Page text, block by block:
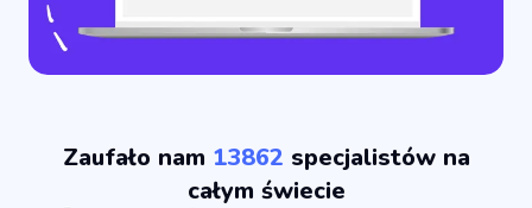
Zaufało nam 13862 specjalistów na
całym świecie